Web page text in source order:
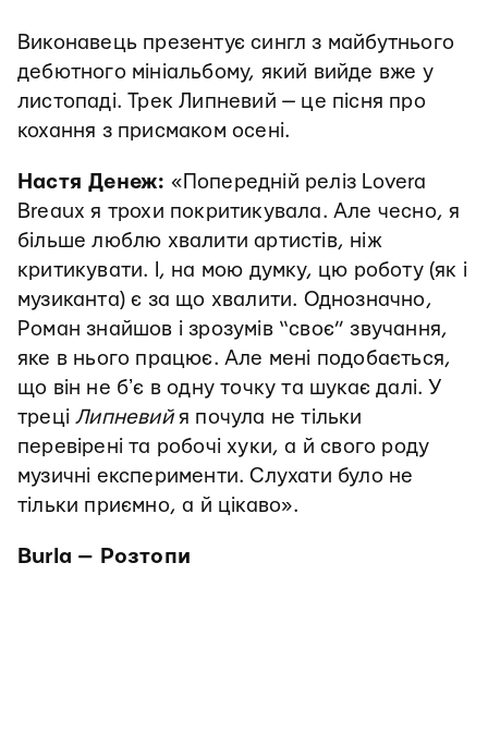
Виконавець презентує сингл з майбутнього
дебютного мініальбому, який вийде вже у
листопаді. Трек Липневий — це пісня про
кохання з присмаком осені.
Настя Денеж: «Попередній реліз Lovera
Breaux я трохи покритикувала. Але чесно, я
більше люблю хвалити артистів, ніж
критикувати. І, на мою думку, цю роботу (як і
музиканта) є за що хвалити. Однозначно,
Роман знайшов і зрозумів “своє” звучання,
яке в нього працює. Але мені подобається,
що він не бʼє в одну точку та шукає далі. У
треціЛипневийя почула не тільки
перевірені та робочі хуки, а й свого роду
музичні експерименти. Слухати було не
тільки приємно, а й цікаво».
Burla — Розтопи